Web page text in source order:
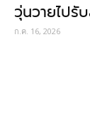
วุ่นวายไปรั
ก.ค. 16, 2026